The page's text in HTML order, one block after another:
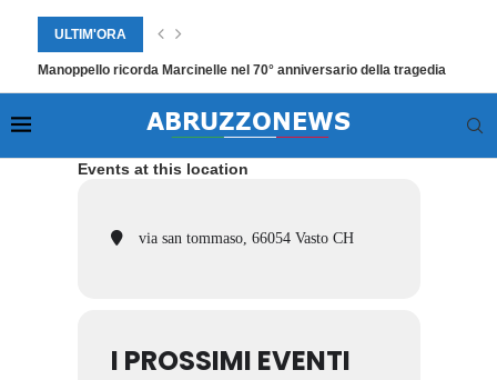
ULTIM'ORA
Manoppello ricorda Marcinelle nel 70° anniversario della tragedia
Events at this location
via san tommaso, 66054 Vasto CH
I PROSSIMI EVENTI